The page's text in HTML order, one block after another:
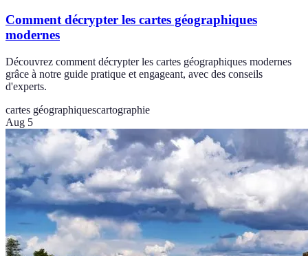
Comment décrypter les cartes géographiques
modernes
Découvrez comment décrypter les cartes géographiques modernes
grâce à notre guide pratique et engageant, avec des conseils
d'experts.
cartes géographiquescartographie
Aug 5